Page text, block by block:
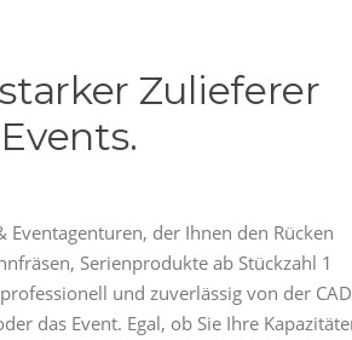
Zulieferer
der Ihnen den Rücken
Serienprodukte ab Stückzahl 1
und zuverlässig von der
das Event. Egal, ob Sie Ihre